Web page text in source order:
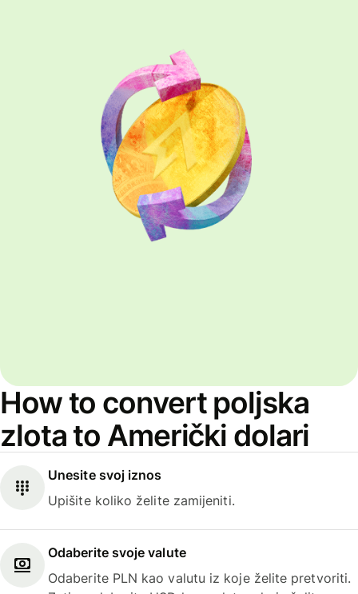
How to convert poljska
zlota to Američki dolari
Unesite svoj iznos
Upišite koliko želite zamijeniti.
Odaberite svoje valute
Odaberite PLN kao valutu iz koje želite pretvoriti.